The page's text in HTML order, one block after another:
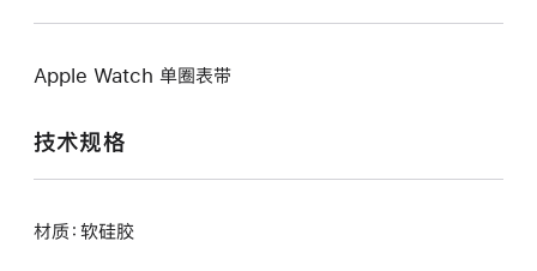
Apple Watch 单圈表带
技术规格
材质：软硅胶